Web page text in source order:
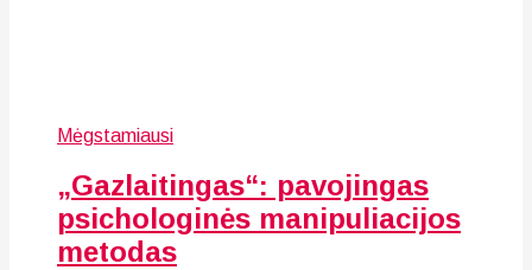
Mėgstamiausi
„Gazlaitingas“: pavojingas
psichologinės manipuliacijos
metodas